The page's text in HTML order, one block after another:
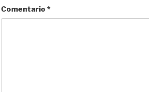
Comentario *